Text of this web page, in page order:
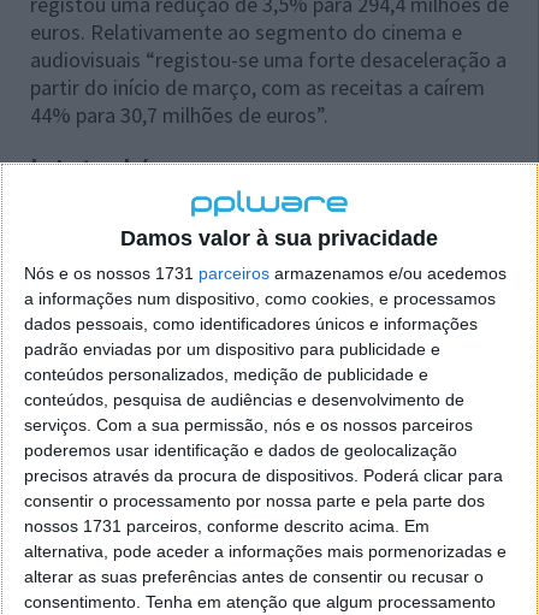
Damos valor à sua privacidade
Nós e os nossos 1731 parceiros armazenamos e/ou acedemos
a informações num dispositivo, como cookies, e processamos
dados pessoais, como identificadores únicos e informações
padrão enviadas por um dispositivo para publicidade e
conteúdos personalizados, medição de publicidade e
conteúdos, pesquisa de audiências e desenvolvimento de
serviços. Com a sua permissão, nós e os nossos parceiros
poderemos usar identificação e dados de geolocalização
precisos através da procura de dispositivos. Poderá clicar para
consentir o processamento por nossa parte e pela parte dos
nossos 1731 parceiros, conforme descrito acima. Em
alternativa, pode aceder a informações mais pormenorizadas e
alterar as suas preferências antes de consentir ou recusar o
consentimento. Tenha em atenção que algum processamento
euros. Relativamente ao segmento do cinema e
audiovisuais “registou-se uma forte desaceleração a
partir do início de março, com as receitas a caírem
44% para 30,7 milhões de euros”.
Leia também...